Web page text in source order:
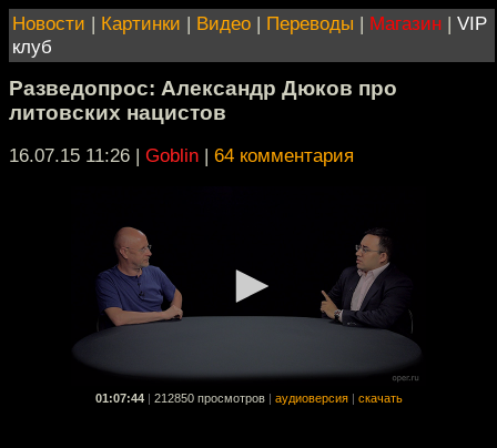
Новости | Картинки | Видео | Переводы | Магазин | VIP
клуб
Разведопрос: Александр Дюков про
литовских нацистов
16.07.15 11:26 | Goblin | 64 комментария
01:07:44 212850 просмотров аудиоверсия скачать